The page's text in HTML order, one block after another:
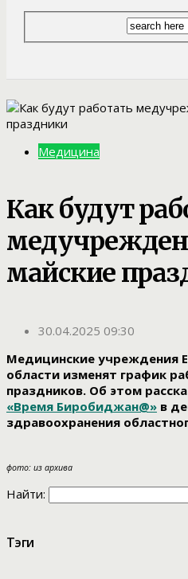
Медицина
Как будут
майские
30.04.2025 09:30
Медицинские учреждения
области изменят график
праздников. Об этом
«Время Биробиджан@» в
здравоохранения
фото: из архива
Найти:
Тэги